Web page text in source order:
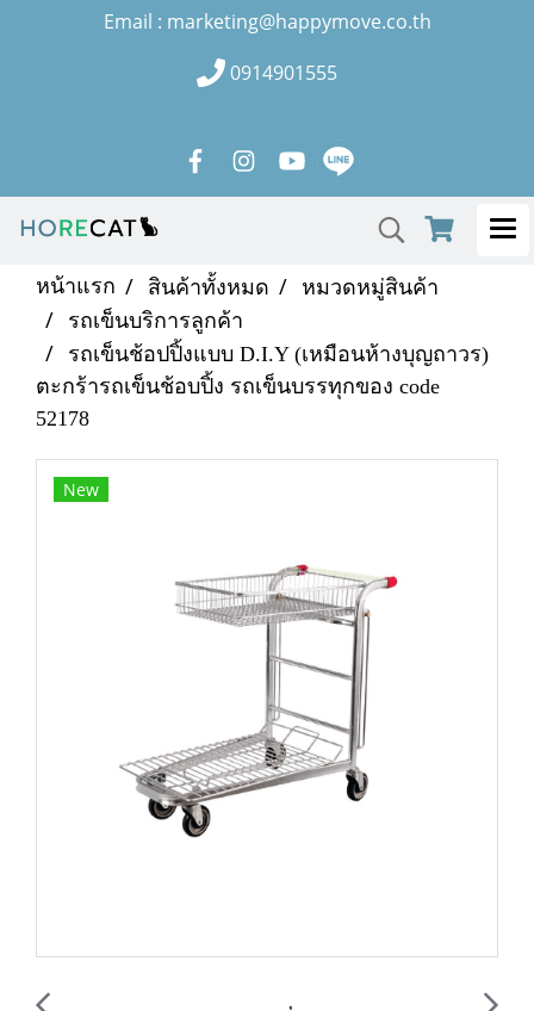
Email : marketing@happymove.co.th
0914901555
หน้าแรก สินค้าทั้งหมด
หมวดหมู่สินค้า
รถเข็นบริการลูกค้า
รถเข็นช้อปปิ้งแบบ D.I.Y (เหมือนห้างบุญถาวร)
ตะกร้ารถเข็นช้อบปิ้ง รถเข็นบรรทุกของ code
52178
New